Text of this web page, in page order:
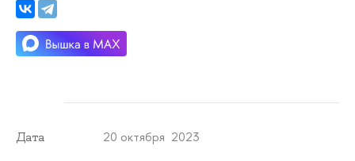
Дата 20 октября 2023